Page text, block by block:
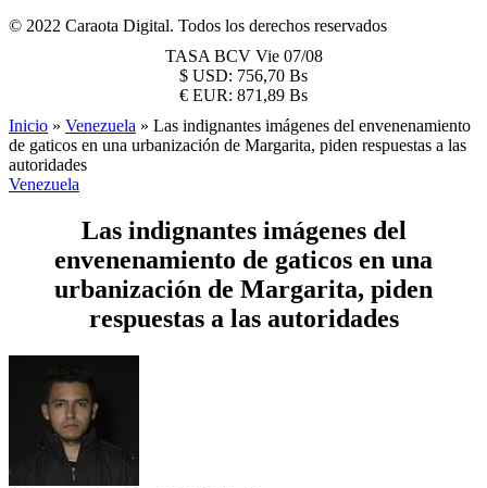
© 2022 Caraota Digital. Todos los derechos reservados
TASA BCV Vie 07/08
$ USD: 756,70 Bs
€ EUR: 871,89 Bs
Inicio » Venezuela » Las indignantes imágenes del envenenamiento
de gaticos en una urbanización de Margarita, piden respuestas a las
autoridades
Venezuela
Las indignantes imágenes del
envenenamiento de gaticos en una
urbanización de Margarita, piden
respuestas a las autoridades